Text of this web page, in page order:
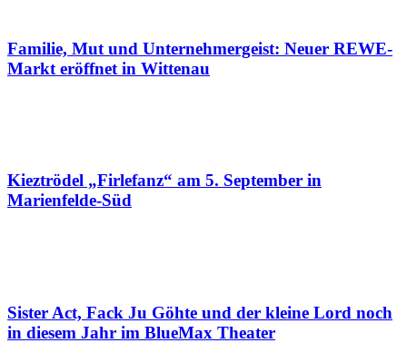
Familie, Mut und Unternehmergeist: Neuer REWE-
Markt eröffnet in Wittenau
Kieztrödel „Firlefanz“ am 5. September in
Marienfelde-Süd
Sister Act, Fack Ju Göhte und der kleine Lord noch
in diesem Jahr im BlueMax Theater